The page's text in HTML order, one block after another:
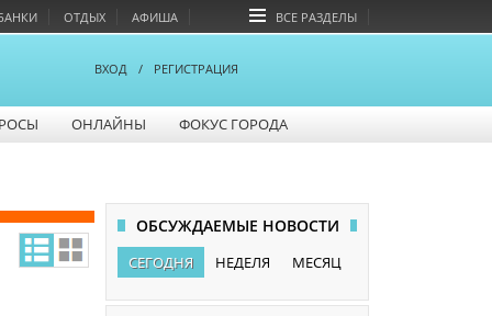
ОТДЫХ АФИША ВСЕ РАЗДЕЛЫ
ВХОД / РЕГИСТРАЦИЯ
ОНЛАЙНЫ ФОКУС ГОРОДА
ОБСУЖДАЕМЫЕ НОВОСТИ
СЕГОДНЯ НЕДЕЛЯ МЕСЯЦ